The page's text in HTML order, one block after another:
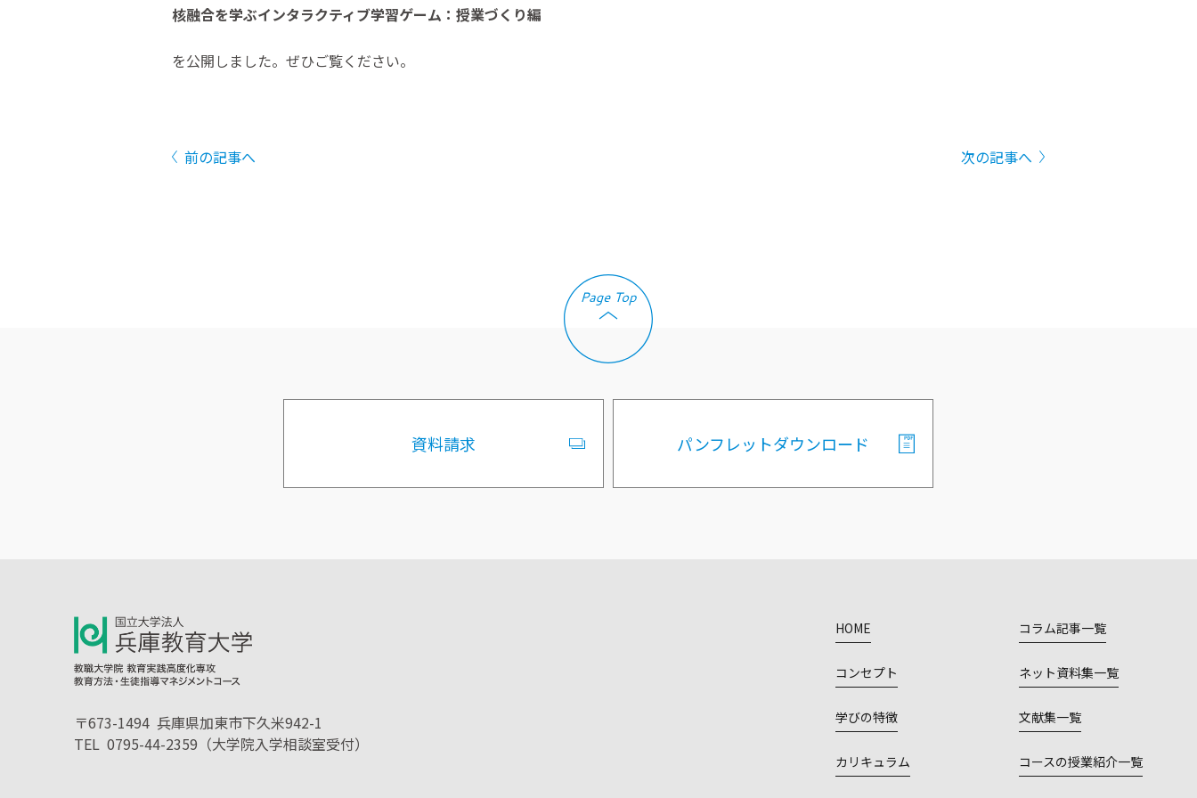
核融合を学ぶインタラクティブ学習ゲーム：授業づくり編
を公開しました。ぜひご覧ください。
前の記事へ 次の記事へ
資料請求 パンフレットダウンロード
〒673-1494 兵庫県加東市下久米942-1
TEL 0795-44-2359（大学院入学相談室受付）
HOME
コンセプト
学びの特徴
カリキュラム
コラム記事一覧
ネット資料集一覧
文献集一覧
コースの授業紹介一覧